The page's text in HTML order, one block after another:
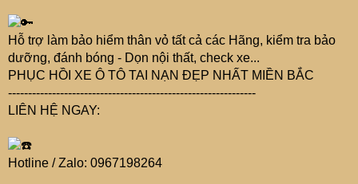
Hỗ trợ làm bảo hiểm thân vỏ tất cả các Hãng, kiểm tra bảo
dưỡng, đánh bóng - Dọn nội thất, check xe...
PHỤC HỒI XE Ô TÔ TAI NẠN ĐẸP NHẤT MIỀN BẮC
--------------------------------------------------------------
LIÊN HỆ NGAY:
Hotline / Zalo: 0967198264